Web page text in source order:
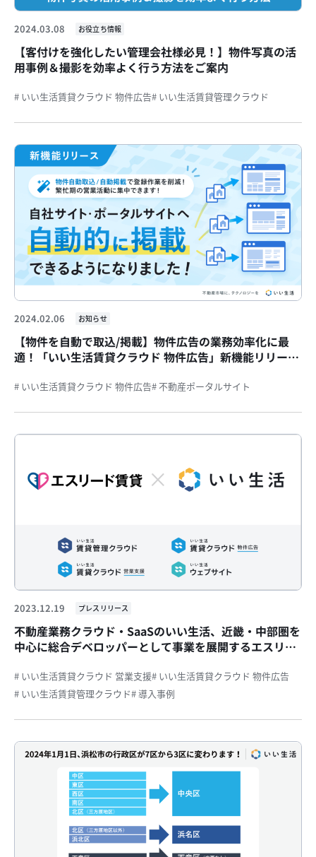
2024.03.08 お役立ち情報
【客付けを強化したい管理会社様必見！】物件写真の活
用事例＆撮影を効率よく行う方法をご案内
# いい生活賃貸クラウド 物件広告# いい生活賃貸管理クラウド
2024.02.06 お知らせ
【物件を自動で取込/掲載】物件広告の業務効率化に最
適！「いい生活賃貸クラウド 物件広告」新機能リリース
# いい生活賃貸クラウド 物件広告# 不動産ポータルサイト
2023.12.19 プレスリリース
不動産業務クラウド・SaaSのいい生活、近畿・中部圏を
中心に総合デベロッパーとして事業を展開するエスリー
# いい生活賃貸クラウド 営業支援# いい生活賃貸クラウド 物件広告
# いい生活賃貸管理クラウド# 導入事例